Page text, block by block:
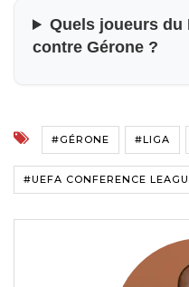
Quels joueurs du
contre Gérone ?
#GÉRONE #LIGA
#UEFA CONFERENCE